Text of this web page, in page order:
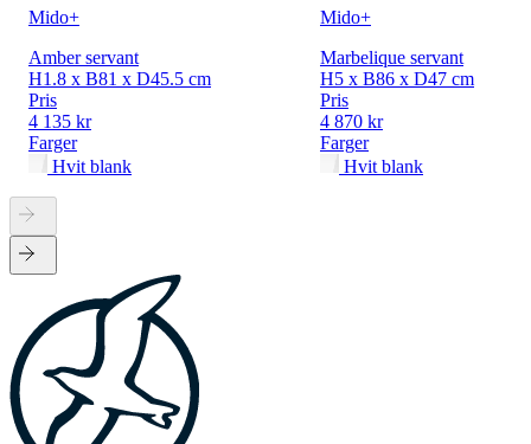
Mido+
Amber servant
H1.8 x B81 x D45.5 cm
Pris
4 135 kr
Farger
Hvit blank
Mido+
Marbelique servant
H5 x B86 x D47 cm
Pris
4 870 kr
Farger
Hvit blank